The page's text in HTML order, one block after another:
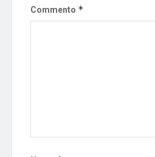
Commento *